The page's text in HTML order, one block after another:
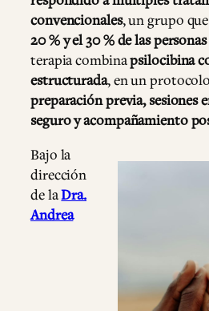
convencionales, un grupo
20 % y el 30 % de las
terapia combinapsilocibina
estructurada, en un
preparación previa, sesiones
seguro y acompañamiento
Bajo la
dirección
de laDra.
Andrea